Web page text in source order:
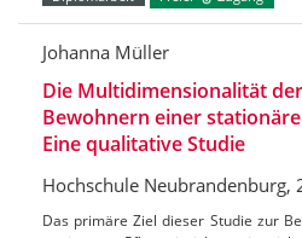
Johanna Müller
Die Multidimensionalität
Bewohnern einer
Eine qualitative Studie
Hochschule Neubrandenburg,
Das primäre Ziel dieser Studie zur